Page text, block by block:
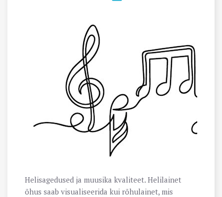
Helisagedused ja muusika kvaliteet. Helilainet
õhus saab visualiseerida kui rõhulainet, mis